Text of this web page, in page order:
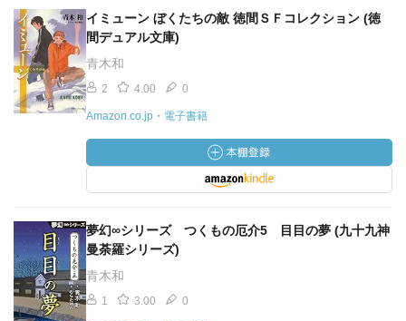
イミューン ぼくたちの敵 徳間ＳＦコレクション (徳
間デュアル文庫)
青木和
2 4.00 0
Amazon.co.jp・電子書籍
夢幻∞シリーズ つくもの厄介5 目目の夢 (九十九神
曼荼羅シリーズ)
青木和
1 3.00 0